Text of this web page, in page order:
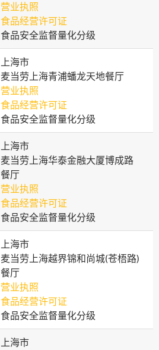
营业执照
食品经营许可证
食品安全监督量化分级
上海市
麦当劳上海青浦蟠龙天地餐厅
营业执照
食品经营许可证
食品安全监督量化分级
上海市
麦当劳上海华泰金融大厦博成路
餐厅
营业执照
食品经营许可证
食品安全监督量化分级
上海市
麦当劳上海越界锦和尚城(苍梧路)
餐厅
营业执照
食品经营许可证
食品安全监督量化分级
上海市